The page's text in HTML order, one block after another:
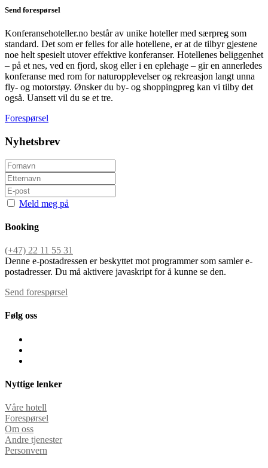
Send forespørsel
Konferansehoteller.no består av unike hoteller med særpreg som
standard. Det som er felles for alle hotellene, er at de tilbyr gjestene
noe helt spesielt utover effektive konferanser. Hotellenes beliggenhet
– på et nes, ved en fjord, skog eller i en eplehage – gir en annerledes
konferanse med rom for naturopplevelser og rekreasjon langt unna
fly- og motorstøy. Ønsker du by- og shoppingpreg kan vi tilby det
også. Uansett vil du se et tre.
Forespørsel
Nyhetsbrev
Meld meg på
Booking
(+47) 22 11 55 31
Denne e-postadressen er beskyttet mot programmer som samler e-
postadresser. Du må aktivere javaskript for å kunne se den.
Send forespørsel
Følg oss
Nyttige lenker
Våre hotell
Forespørsel
Om oss
Andre tjenester
Personvern